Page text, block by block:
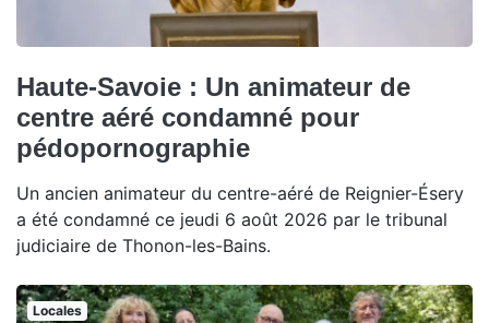
Haute-Savoie : Un animateur de
centre aéré condamné pour
pédopornographie
Un ancien animateur du centre-aéré de Reignier-Ésery
a été condamné ce jeudi 6 août 2026 par le tribunal
judiciaire de Thonon-les-Bains.
Locales